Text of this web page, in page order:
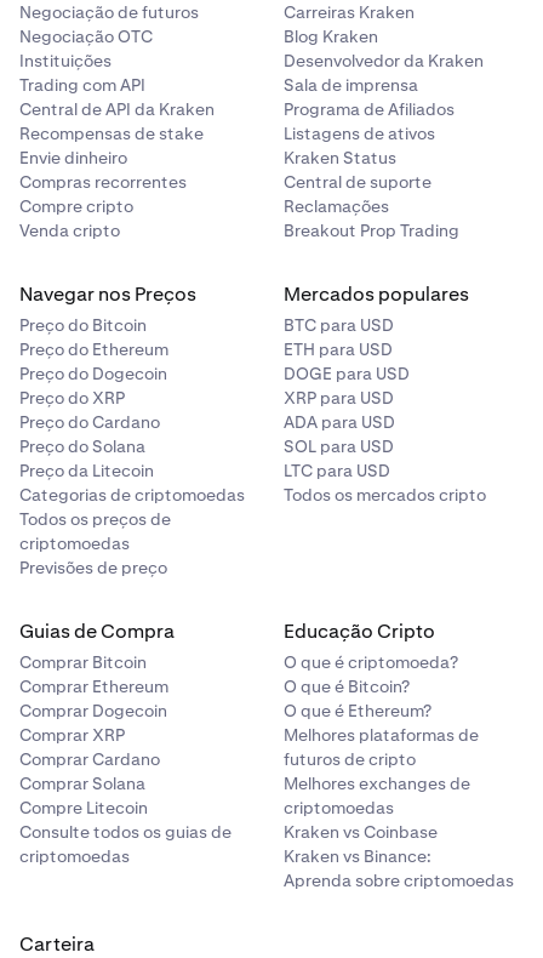
Negociação de futuros
Negociação OTC
Instituições
Trading com API
Central de API da Kraken
Recompensas de stake
Envie dinheiro
Compras recorrentes
Compre cripto
Venda cripto
Carreiras Kraken
Blog Kraken
Desenvolvedor da Kraken
Sala de imprensa
Programa de Afiliados
Listagens de ativos
Kraken Status
Central de suporte
Reclamações
Breakout Prop Trading
Navegar nos Preços
Preço do Bitcoin
Preço do Ethereum
Preço do Dogecoin
Preço do XRP
Preço do Cardano
Preço do Solana
Preço da Litecoin
Categorias de criptomoedas
Todos os preços de
criptomoedas
Previsões de preço
Mercados populares
BTC para USD
ETH para USD
DOGE para USD
XRP para USD
ADA para USD
SOL para USD
LTC para USD
Todos os mercados cripto
Guias de Compra
Comprar Bitcoin
Comprar Ethereum
Comprar Dogecoin
Comprar XRP
Comprar Cardano
Comprar Solana
Compre Litecoin
Consulte todos os guias de
criptomoedas
Educação Cripto
O que é criptomoeda?
O que é Bitcoin?
O que é Ethereum?
Melhores plataformas de
futuros de cripto
Melhores exchanges de
criptomoedas
Kraken vs Coinbase
Kraken vs Binance:
Aprenda sobre criptomoedas
Carteira